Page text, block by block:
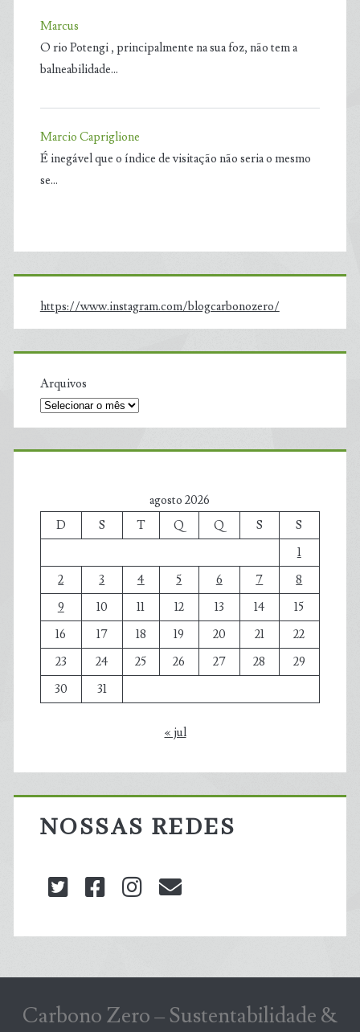
Marcus
O rio Potengi , principalmente na sua foz, não tem a
balneabilidade…
Marcio Capriglione
É inegável que o índice de visitação não seria o mesmo
se…
https://www.instagram.com/blogcarbonozero/
Arquivos
agosto 2026
D
S T Q Q S
S
1
2
3 4 5 6 7
8
9
10 11 12 13 14
15
16
17 18 19 20 21
22
23
24 25 26 27 28
29
30
31
« jul
NOSSAS REDES
twitterfacebookinstagram
Carbono Zero – Sustentabilidade &